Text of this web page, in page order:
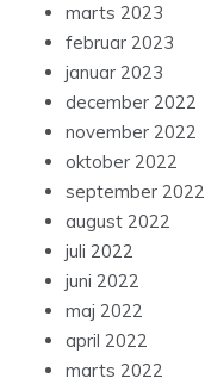
marts 2023
februar 2023
januar 2023
december 2022
november 2022
oktober 2022
september 2022
august 2022
juli 2022
juni 2022
maj 2022
april 2022
marts 2022